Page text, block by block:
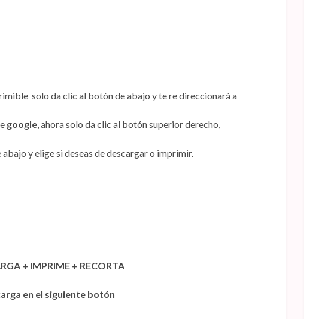
solo da clic al botón de abajo y te re direccionará a
google, ahora solo da clic al botón superior derecho,
y elige si deseas de descargar o imprimir.
+ IMPRIME + RECORTA
en el siguiente botón